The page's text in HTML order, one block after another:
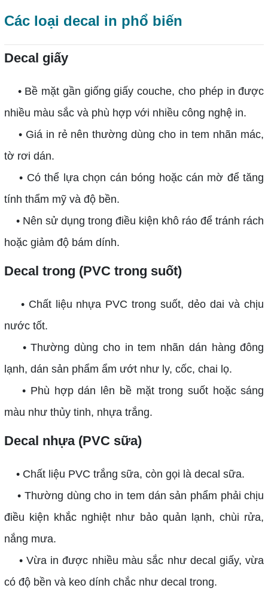
Các loại decal in phổ biến
Decal giấy
• Bề mặt gần giống giấy couche, cho phép in được
nhiều màu sắc và phù hợp với nhiều công nghệ in.
• Giá in rẻ nên thường dùng cho in tem nhãn mác,
tờ rơi dán.
• Có thể lựa chọn cán bóng hoặc cán mờ để tăng
tính thẩm mỹ và độ bền.
• Nên sử dụng trong điều kiện khô ráo để tránh rách
hoặc giảm độ bám dính.
Decal trong (PVC trong suốt)
• Chất liệu nhựa PVC trong suốt, dẻo dai và chịu
nước tốt.
• Thường dùng cho in tem nhãn dán hàng đông
lạnh, dán sản phẩm ẩm ướt như ly, cốc, chai lọ.
• Phù hợp dán lên bề mặt trong suốt hoặc sáng
màu như thủy tinh, nhựa trắng.
Decal nhựa (PVC sữa)
• Chất liệu PVC trắng sữa, còn gọi là decal sữa.
• Thường dùng cho in tem dán sản phẩm phải chịu
điều kiện khắc nghiệt như bảo quản lạnh, chùi rửa,
nắng mưa.
• Vừa in được nhiều màu sắc như decal giấy, vừa
có độ bền và keo dính chắc như decal trong.